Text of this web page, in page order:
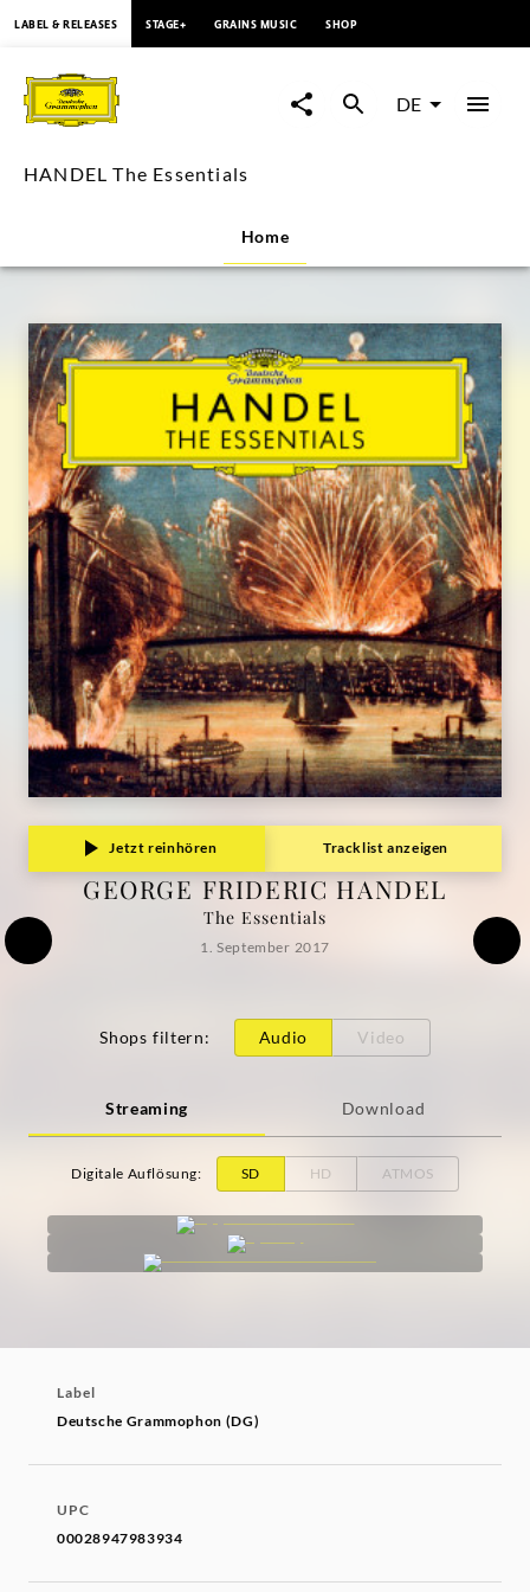
HANDEL
The
Essentials
Deutsche
Grammophon
LABEL & RELEASES STAGE+ GRAINS MUSIC SHOP
DE
HANDEL The Essentials
Home
Jetzt reinhören Tracklist anzeigen
GEORGE FRIDERIC HANDEL
The Essentials
1. September 2017
Shops filtern: Audio Video
Streaming Download
Digitale Auflösung: SD HD ATMOS
Label
Deutsche Grammophon (DG)
UPC
00028947983934